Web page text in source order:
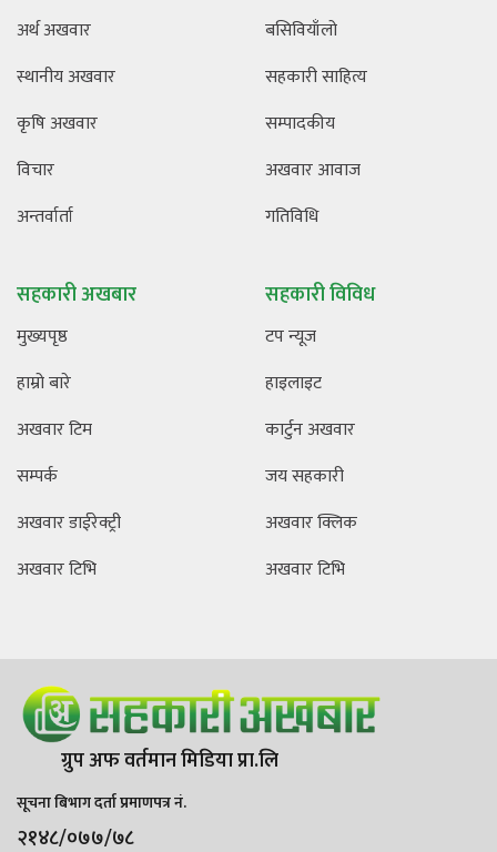
अर्थ अखवार
स्थानीय अखवार
कृषि अखवार
विचार
अन्तर्वार्ता
बसिवियाँलो
सहकारी साहित्य
सम्पादकीय
अखवार आवाज
गतिविधि
सहकारी अखबार
मुख्यपृष्ठ
हाम्रो बारे
अखवार टिम
सम्पर्क
अखवार डाईरेक्ट्री
अखवार टिभि
सहकारी विविध
टप न्यूज
हाइलाइट
कार्टुन अखवार
जय सहकारी
अखवार क्लिक
अखवार टिभि
ग्रुप अफ वर्तमान मिडिया प्रा.लि
सूचना बिभाग दर्ता प्रमाणपत्र नं.
२१४८/०७७/७८